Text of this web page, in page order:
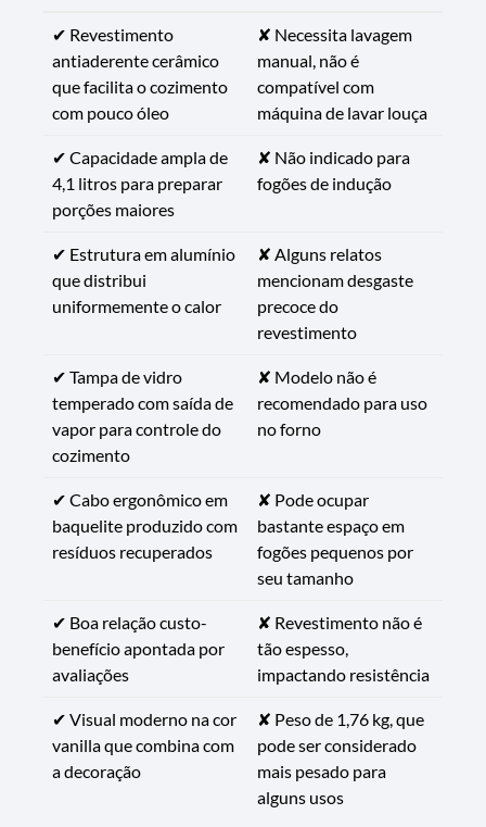
✔ Revestimento
antiaderente cerâmico
que facilita o cozimento
com pouco óleo
✘ Necessita lavagem
manual, não é
compatível com
máquina de lavar louça
✔ Capacidade ampla de
4,1 litros para preparar
porções maiores
✘ Não indicado para
fogões de indução
✔ Estrutura em alumínio
que distribui
uniformemente o calor
✘ Alguns relatos
mencionam desgaste
precoce do
revestimento
✔ Tampa de vidro
temperado com saída de
vapor para controle do
cozimento
✘ Modelo não é
recomendado para uso
no forno
✔ Cabo ergonômico em
baquelite produzido com
resíduos recuperados
✘ Pode ocupar
bastante espaço em
fogões pequenos por
seu tamanho
✔ Boa relação custo-
benefício apontada por
avaliações
✘ Revestimento não é
tão espesso,
impactando resistência
✔ Visual moderno na cor
vanilla que combina com
a decoração
✘ Peso de 1,76 kg, que
pode ser considerado
mais pesado para
alguns usos